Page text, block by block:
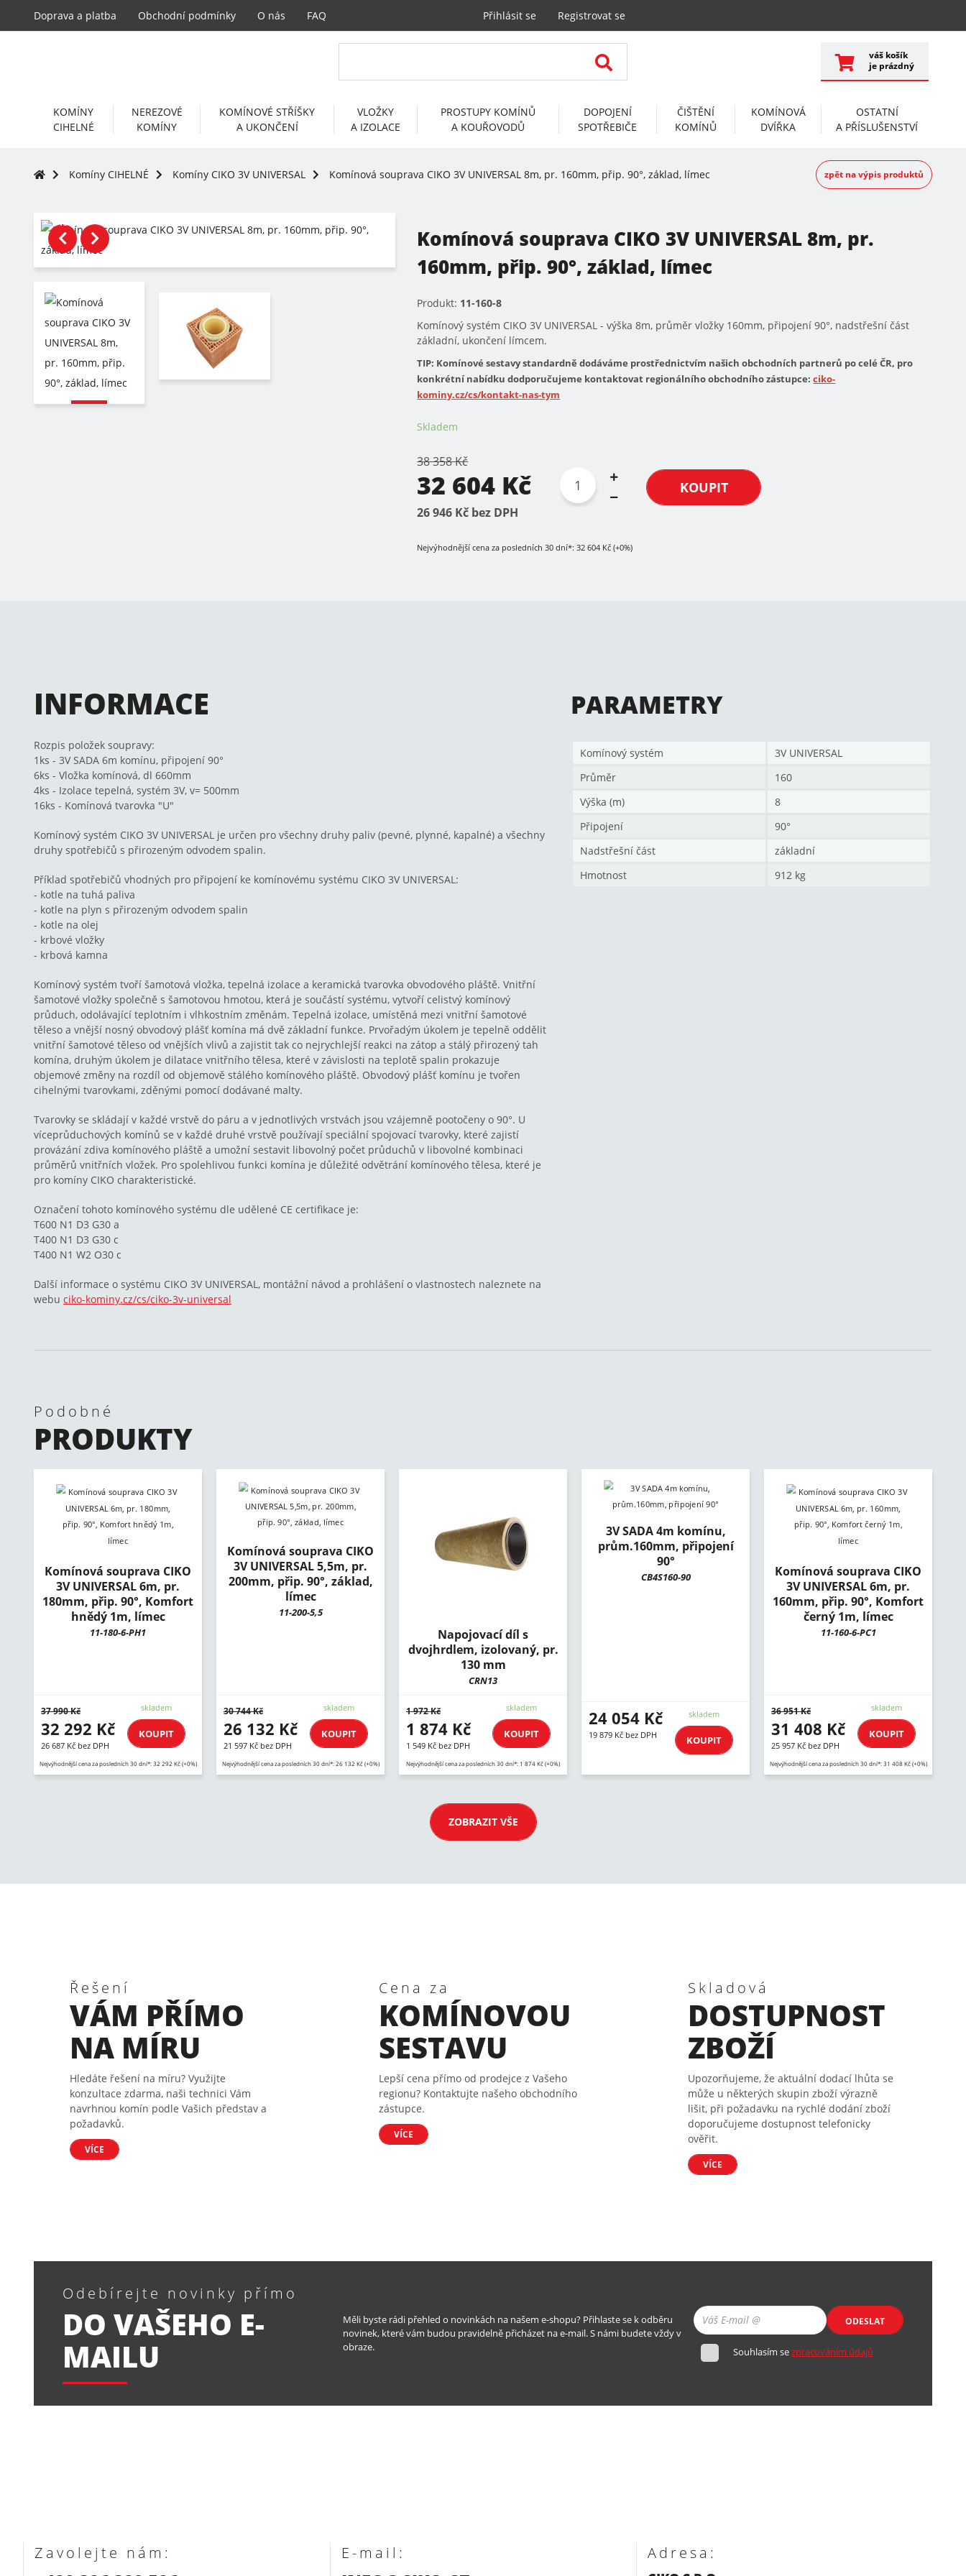
Doprava a platba Obchodní podmínky O nás FAQ Přihlásit se Registrovat se
váš košík
je prázdný
KOMÍNY
CIHELNÉ
NEREZOVÉ
KOMÍNY
KOMÍNOVÉ STŘÍŠKY
A UKONČENÍ
VLOŽKY
A IZOLACE
PROSTUPY KOMÍNŮ
A KOUŘOVODŮ
DOPOJENÍ
SPOTŘEBIČE
ČIŠTĚNÍ
KOMÍNŮ
KOMÍNOVÁ
DVÍŘKA
OSTATNÍ
A PŘÍSLUŠENSTVÍ
Komíny CIHELNÉ Komíny CIKO 3V UNIVERSAL Komínová souprava CIKO 3V UNIVERSAL 8m, pr. 160mm, přip. 90°, základ, límec zpět na výpis produktů
-15%
Komínová souprava CIKO 3V UNIVERSAL 8m, pr.
160mm, přip. 90°, základ, límec
Produkt: 11-160-8
Komínový systém CIKO 3V UNIVERSAL - výška 8m, průměr vložky 160mm, připojení 90°, nadstřešní část
základní, ukončení límcem.
TIP: Komínové sestavy standardně dodáváme prostřednictvím našich obchodních partnerů po celé ČR, pro
konkrétní nabídku dodporučujeme kontaktovat regionálního obchodního zástupce:ciko-
kominy.cz/cs/kontakt-nas-tym
Skladem
38 358 Kč
32 604 Kč
26 946 Kč bez DPH
KOUPIT
Nejvýhodnější cena za posledních 30 dní*: 32 604 Kč (+0%)
INFORMACE
Rozpis položek soupravy:
1ks - 3V SADA 6m komínu, připojení 90°
6ks - Vložka komínová, dl 660mm
4ks - Izolace tepelná, systém 3V, v= 500mm
16ks - Komínová tvarovka "U"
Komínový systém CIKO 3V UNIVERSAL je určen pro všechny druhy paliv (pevné, plynné, kapalné) a všechny
druhy spotřebičů s přirozeným odvodem spalin.
Příklad spotřebičů vhodných pro připojení ke komínovému systému CIKO 3V UNIVERSAL:
- kotle na tuhá paliva
- kotle na plyn s přirozeným odvodem spalin
- kotle na olej
- krbové vložky
- krbová kamna
Komínový systém tvoří šamotová vložka, tepelná izolace a keramická tvarovka obvodového pláště. Vnitřní
šamotové vložky společně s šamotovou hmotou, která je součástí systému, vytvoří celistvý komínový
průduch, odolávající teplotním i vlhkostním změnám. Tepelná izolace, umístěná mezi vnitřní šamotové
těleso a vnější nosný obvodový plášť komína má dvě základní funkce. Prvořadým úkolem je tepelně oddělit
vnitřní šamotové těleso od vnějších vlivů a zajistit tak co nejrychlejší reakci na zátop a stálý přirozený tah
komína, druhým úkolem je dilatace vnitřního tělesa, které v závislosti na teplotě spalin prokazuje
objemové změny na rozdíl od objemově stálého komínového pláště. Obvodový plášť komínu je tvořen
cihelnými tvarovkami, zděnými pomocí dodávané malty.
Tvarovky se skládají v každé vrstvě do páru a v jednotlivých vrstvách jsou vzájemně pootočeny o 90°. U
víceprůduchových komínů se v každé druhé vrstvě používají speciální spojovací tvarovky, které zajistí
provázání zdiva komínového pláště a umožní sestavit libovolný počet průduchů v libovolné kombinaci
průměrů vnitřních vložek. Pro spolehlivou funkci komína je důležité odvětrání komínového tělesa, které je
pro komíny CIKO charakteristické.
Označení tohoto komínového systému dle udělené CE certifikace je:
T600 N1 D3 G30 a
T400 N1 D3 G30 c
T400 N1 W2 O30 c
Další informace o systému CIKO 3V UNIVERSAL, montážní návod a prohlášení o vlastnostech naleznete na
webu ciko-kominy.cz/cs/ciko-3v-universal
PARAMETRY
Komínový systém
3V UNIVERSAL
Průměr
160
Výška (m)
8
Připojení
90°
Nadstřešní část
základní
Hmotnost
912 kg
Podobné
PRODUKTY
Komínová souprava CIKO
3V UNIVERSAL 6m, pr.
180mm, přip. 90°, Komfort
hnědý 1m, límec
11-180-6-PH1
37 990 Kč
32 292 Kč
26 687 Kč bez DPH
skladem
KOUPIT
Nejvýhodnější cena za posledních 30 dní*: 32 292 Kč (+0%)
Komínová souprava CIKO
3V UNIVERSAL 5,5m, pr.
200mm, přip. 90°, základ,
límec
11-200-5,5
30 744 Kč
26 132 Kč
21 597 Kč bez DPH
skladem
KOUPIT
Nejvýhodnější cena za posledních 30 dní*: 26 132 Kč (+0%)
Napojovací díl s
dvojhrdlem, izolovaný, pr.
130 mm
CRN13
1 972 Kč
1 874 Kč
1 549 Kč bez DPH
skladem
KOUPIT
Nejvýhodnější cena za posledních 30 dní*: 1 874 Kč (+0%)
3V SADA 4m komínu,
prům.160mm, připojení
90°
CB4S160-90
24 054 Kč
19 879 Kč bez DPH
skladem
KOUPIT
Komínová souprava CIKO
3V UNIVERSAL 6m, pr.
160mm, přip. 90°, Komfort
černý 1m, límec
11-160-6-PC1
36 951 Kč
31 408 Kč
25 957 Kč bez DPH
skladem
KOUPIT
Nejvýhodnější cena za posledních 30 dní*: 31 408 Kč (+0%)
ZOBRAZIT VŠE
Řešení
VÁM PŘÍMO
NA MÍRU
Hledáte řešení na míru? Využijte
konzultace zdarma, naši technici Vám
navrhnou komín podle Vašich představ a
požadavků.
VÍCE
Cena za
KOMÍNOVOU
SESTAVU
Lepší cena přímo od prodejce z Vašeho
regionu? Kontaktujte našeho obchodního
zástupce.
VÍCE
Skladová
DOSTUPNOST
ZBOŽÍ
Upozorňujeme, že aktuální dodací lhůta se
může u některých skupin zboží výrazně
lišit, při požadavku na rychlé dodání zboží
doporučujeme dostupnost telefonicky
ověřit.
VÍCE
Odebírejte novinky přímo
DO VAŠEHO E-
MAILU
Měli byste rádi přehled o novinkách na našem e-shopu? Přihlaste se k odběru
novinek, které vám budou pravidelně přicházet na e-mail. S námi budete vždy v
obraze.
ODESLAT
Souhlasím sezpracováním údajů
Zavolejte nám: E-mail: Adresa: